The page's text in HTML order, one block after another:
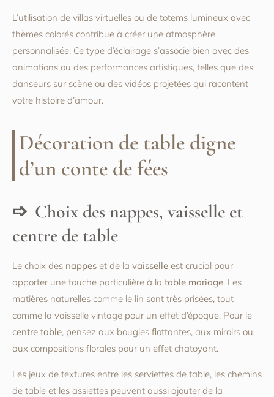
L’utilisation de villas virtuelles ou de totems lumineux avec
thèmes colorés contribue à créer une atmosphère
personnalisée. Ce type d’éclairage s’associe bien avec des
animations ou des performances artistiques, telles que des
danseurs sur scène ou des vidéos projetées qui racontent
votre histoire d’amour.
Décoration de table digne
d’un conte de fées
Choix des nappes, vaisselle et
centre de table
Le choix des nappes et de la vaisselle est crucial pour
apporter une touche particulière à la table mariage. Les
matières naturelles comme le lin sont très prisées, tout
comme la vaisselle vintage pour un effet d’époque. Pour le
centre table, pensez aux bougies flottantes, aux miroirs ou
aux compositions florales pour un effet chatoyant.
Les jeux de textures entre les serviettes de table, les chemins
de table et les assiettes peuvent aussi ajouter de la